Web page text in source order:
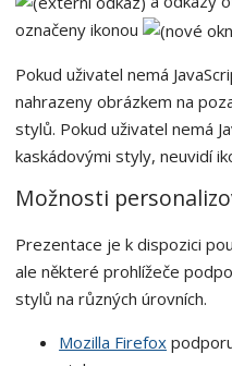
označeny ikonou
Pokud uživatel nemá
nahrazeny obrázkem na
stylů. Pokud uživatel nemá
kaskádovými styly, neuvidí
Možnosti
Prezentace je k dispozici
ale některé prohlížeče
stylů na různých úrovních.
Mozilla Firefox